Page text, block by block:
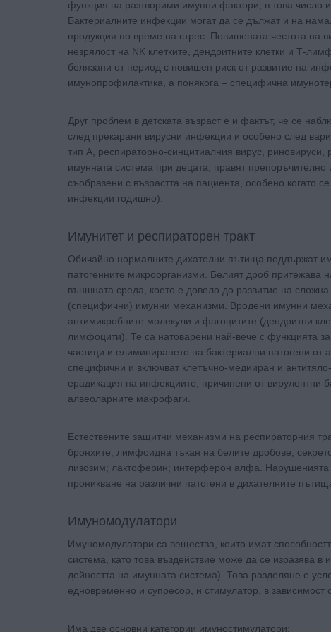
функция на разтворими имунни фактори, в това число
Бактериалните инфекции могат да се дължат и на
продукция по време на стрес. Повишената честота
незрялост на NK клетките, дендритните клетки и Т-
белязани от период с повишен риск от развитие на
имунопрофилактика, а понякога – специфична
Друг проблем в детската възраст е и фактът, че се
след прекарани вирусни инфекции и особено след
тип А, респираторно-синцитиалния вирус,
имунната система при децата, правят
съобразени с възрастта на пациента, особено когато
инфекции годишно).
Имунитет и респираторен тракт
Обичайно нормалните дихателни пътища поддържат
патогенните микроорганизми. Белият дроб притежава
външната среда, което е довело до развитие на
(специфични) имунни механизми. Вродени имунни
антимикробните молекули и фагоцитите (дендритни
лимфоцити). Те са натоварени най-вече с функцията
частици и елиминирането на бактериални патогени
специфични и включват клетъчно-медииран и
ерадикация на инфекциите, причинени от вирулентни
алвеоларните макрофаги.
Естествените защитни механизми на респираторния
бронхите; лимфоидна тъкан на белите дробове,
лизозим; лактоферин; интерферон алфа. Нарушенията
проникване на различни патогени в дихателните
Имуномодулатори
Имуномодулатори са вещества, които имат
система, като това въздействие може да се изразява
дейността на имунната система). Това разделяне е
едновременно и супресор, и стимулатор, в зависимост
Има две основни категории имуностимулатори: